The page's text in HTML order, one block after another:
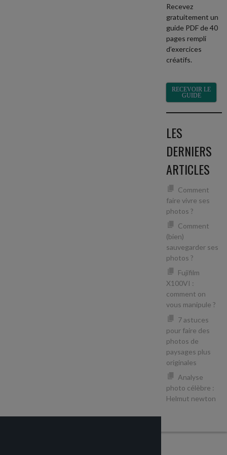
Recevez
gratuitement un
guide PDF de 40
pages rempli
d’exercices
créatifs.
RECEVOIR LE
GUIDE
LES
DERNIERS
ARTICLES
Comment
faire vivre ses
photos ?
Comment
(bien)
sauvegarder ses
photos ?
Fujifilm
X100VI :
comment on
vous manipule ?
7 astuces
pour faire des
photos de
paysages plus
originales
Analyse
photo célèbre :
Helmut newton